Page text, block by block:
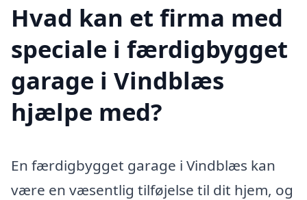
Hvad kan et firma med
speciale i færdigbygget
garage i Vindblæs
hjælpe med?
En færdigbygget garage i Vindblæs kan
være en væsentlig tilføjelse til dit hjem, og